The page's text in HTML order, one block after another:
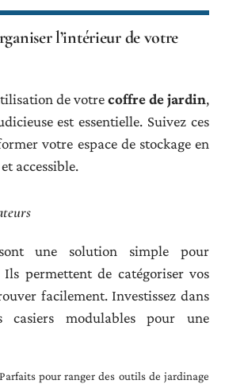
l’intérieur de votre
de votrecoffre de jardin,
est essentielle. Suivez ces
votre espace de stockage en
accessible.
une solution simple pour
Ils permettent de catégoriser vos
facilement. Investissez dans
casiers modulables pour une
pour ranger des outils de jardinage